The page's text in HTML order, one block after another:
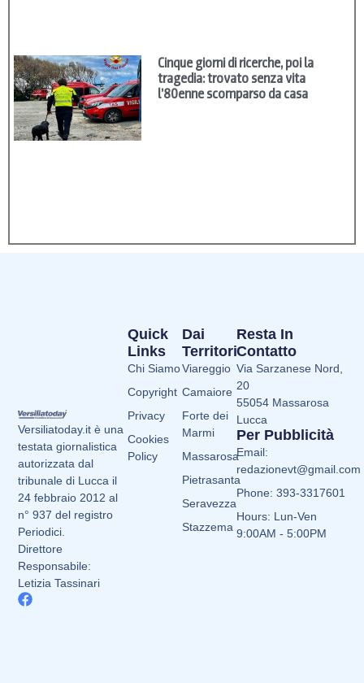
Cinque giorni di ricerche, poi la
tragedia: trovato senza vita
l’80enne scomparso da casa
Versiliatoday.it è una
testata giornalistica
autorizzata dal
tribunale di Lucca il
24 febbraio 2012 al
n° 937 del registro
Periodici.
Direttore
Responsabile:
Letizia Tassinari
Dai
Territori
Viareggio
Camaiore
Forte dei
Marmi
Massarosa
Pietrasanta
Seravezza
Stazzema
Quick
Links
Chi Siamo
Copyright
Privacy
Cookies
Policy
Resta In
Contatto
Via Sarzanese Nord,
20
55054 Massarosa
Lucca
Per Pubblicità
Email:
redazionevt@gmail.com
Phone: 393-3317601
Hours: Lun-Ven
9:00AM - 5:00PM